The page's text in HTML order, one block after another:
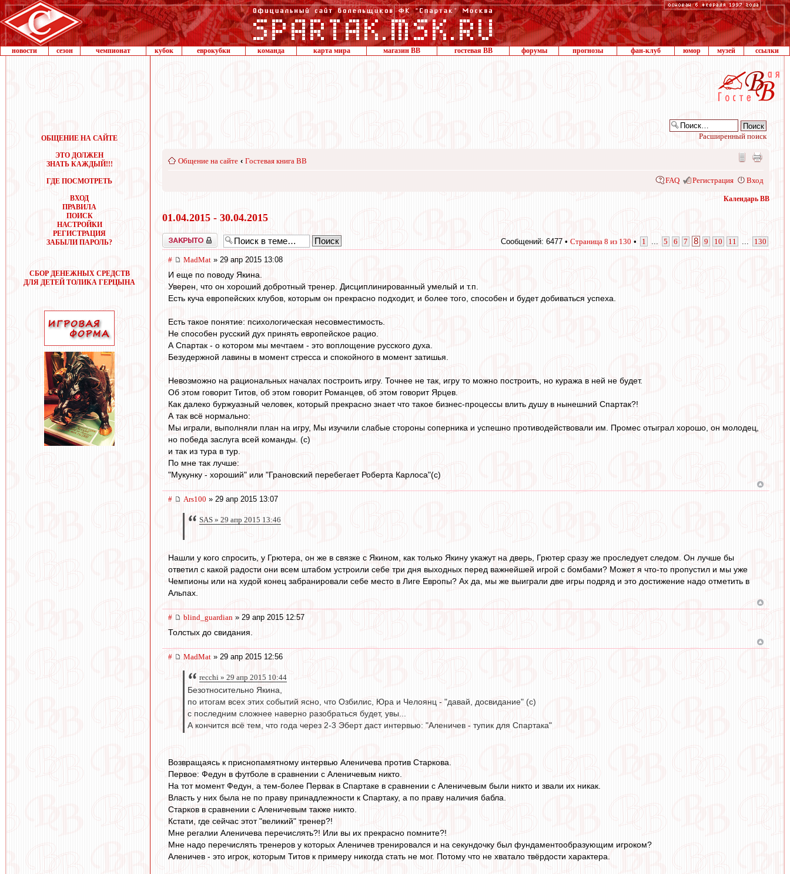
новости сезон чемпионат кубок еврокубки команда карта мира магазин ВВ гостевая ВВ форумы прогнозы фан-клуб юмор музей ссылки
ОБЩЕНИЕ НА САЙТЕ
ЭТО ДОЛЖЕН
ЗНАТЬ КАЖДЫЙ!!!
ГДЕ ПОСМОТРЕТЬ
ВХОД
ПРАВИЛА
ПОИСК
НАСТРОЙКИ
РЕГИСТРАЦИЯ
ЗАБЫЛИ ПАРОЛЬ?
СБОР ДЕНЕЖНЫХ СРЕДСТВ
ДЛЯ ДЕТЕЙ ТОЛИКА ГЕРЦЫНА
Расширенный поиск
Общение на сайте ‹ Гостевая книга ВВ
FAQ Регистрация Вход
Календарь ВВ
01.04.2015 - 30.04.2015
Закрыто Сообщений: 6477 • Страница 8 из 130 • 1 5 6 7 8 9 10 11 130
# MadMat » 29 апр 2015 13:08
И еще по поводу Якина.
Уверен, что он хороший добротный тренер. Дисциплинированный умелый и т.п.
Есть куча европейских клубов, которым он прекрасно подходит, и более того, способен и будет добиваться успеха.
Есть такое понятие: психологическая несовместимость.
Не способен русский дух принять европейское рацио.
А Спартак - о котором мы мечтаем - это воплощение русского духа.
Безудержной лавины в момент стресса и спокойного в момент затишья.
Невозможно на рациональных началах построить игру. Точнее не так, игру то можно построить, но куража в ней не будет.
Об этом говорит Титов, об этом говорит Романцев, об этом говорит Ярцев.
Как далеко буржуазный человек, который прекрасно знает что такое бизнес-процессы влить душу в нынешний Спартак?!
А так всё нормально:
Мы играли, выполняли план на игру, Мы изучили слабые стороны соперника и успешно противодействовали им. Промес отыграл хорошо, он молодец,
но победа заслуга всей команды. (с)
и так из тура в тур.
По мне так лучше:
"Мукунку - хороший" или "Грановский перебегает Роберта Карлоса"(с)
# Ars100 » 29 апр 2015 13:07
SAS » 29 апр 2015 13:46
Нашли у кого спросить, у Грютера, он же в связке с Якином, как только Якину укажут на дверь, Грютер сразу же проследует следом. Он лучше бы
ответил с какой радости они всем штабом устроили себе три дня выходных перед важнейшей игрой с бомбами? Может я что-то пропустил и мы уже
Чемпионы или на худой конец забранировали себе место в Лиге Европы? Ах да, мы же выиграли две игры подряд и это достижение надо отметить в
Альпах.
# blind_guardian » 29 апр 2015 12:57
Толстых до свидания.
# MadMat » 29 апр 2015 12:56
recchi » 29 апр 2015 10:44
Безотносительно Якина,
по итогам всех этих событий ясно, что Озбилис, Юра и Челоянц - "давай, досвидание" (с)
с последним сложнее наверно разобраться будет, увы...
А кончится всё тем, что года через 2-3 Эберт даст интервью: "Аленичев - тупик для Спартака"
Возвращаясь к приснопамятному интервью Аленичева против Старкова.
Первое: Федун в футболе в сравнении с Аленичевым никто.
На тот момент Федун, а тем-более Первак в Спартаке в сравнении с Аленичевым были никто и звали их никак.
Власть у них была не по праву принадлежности к Спартаку, а по праву наличия бабла.
Старков в сравнении с Аленичевым также никто.
Кстати, где сейчас этот "великий" тренер?!
Мне регалии Аленичева перечислять?! Или вы их прекрасно помните?!
Мне надо перечислять тренеров у которых Аленичев тренировался и на секундочку был фундаментообразующим игроком?
Аленичев - это игрок, которым Титов к примеру никогда стать не мог. Потому что не хватало твёрдости характера.